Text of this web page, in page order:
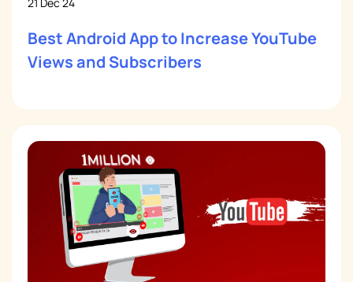
Best Android App to Increase YouTube
Views and Subscribers